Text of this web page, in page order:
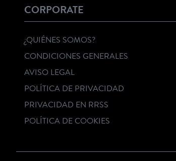
CORPORATE
¿QUIÉNES SOMOS?
CONDICIONES GENERALES
AVISO LEGAL
POLÍTICA DE PRIVACIDAD
PRIVACIDAD EN RRSS
POLÍTICA DE COOKIES